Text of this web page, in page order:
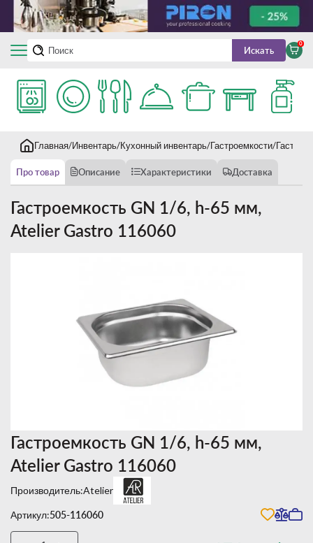
Искать
0
Главная Инвентарь Кухонный инвентарь Гастроемкости
Про товар Описание Характеристики Доставка
Гастроемкость GN 1/6, h-65 мм,
Atelier Gastro 116060
Гастроемкость GN 1/6, h-65 мм,
Atelier Gastro 116060
Производитель:Atelier
Артикул:505-116060